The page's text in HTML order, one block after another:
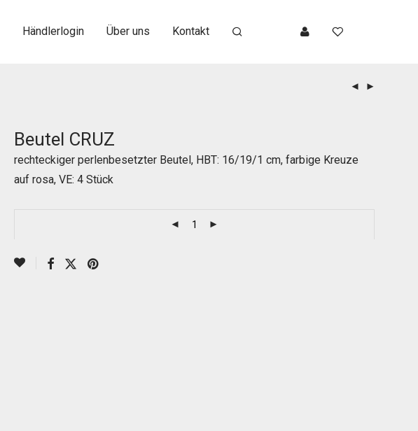
Händlerlogin Über uns Kontakt
Beutel CRUZ
rechteckiger perlenbesetzter Beutel, HBT: 16/19/1 cm, farbige Kreuze
auf rosa, VE: 4 Stück